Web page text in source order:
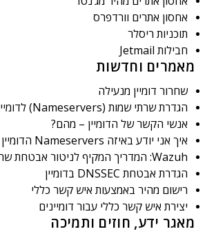
אחסון אתרים וורדפרס
תוכניות ריסלר
חבילות Jetmail
מאגר ידע, חוזים ותמיכה
מאמרים וחדשות
שחרור דומיין מנעילה
הגדרת שרתי שמות (Nameservers) לדומיין
אנשי הקשר של הדומיין – מהם?
איך אני יודע באיזה Nameservers הדומיין משתמש?
Wazuh: המדריך המקיף לניטור אבטחת שרתים בקוד פתוח
הגדרת אבטחת DNSSEC בדומיין
רישום מהיר באמצעות איש קשר כללי
יצירת איש קשר כללי עבור דומיינים